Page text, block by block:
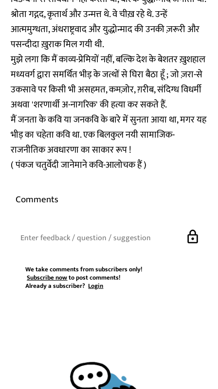
श्रोता गद्गद, कृतार्थ और उन्मत्त थे. वे चीख़ रहे थे. उन्हें
आत्ममुग्धता, अंधराष्ट्रवाद और युद्धोन्माद की उनकी ज़रूरी और
पसन्दीदा ख़ुराक मिल गयी थी.
मुझे लगा कि मैं काव्य-प्रेमियों नहीं, बल्कि देश के बेशतर ख़ुशहाल
मध्यवर्ग द्वारा समर्थित भीड़ के जत्थों से घिरा बैठा हूँ ; जो ज़रा-से
उकसावे पर किसी भी असहमत, कमज़ोर, ग़रीब, संदिग्ध विधर्मी
अथवा 'शरणार्थी अ-नागरिक' की हत्या कर सकते हैं.
मैं जनता के कवि या जनकवि के बारे में सुनता आया था, मगर यह
भीड़ का चहेता कवि था. एक बिलकुल नयी सामाजिक-
राजनीतिक अवधारणा का साकार रूप !
( पंकज चतुर्वेदी जानेमाने कवि-आलोचक हैं )
Comments
lock
We take comments from subscribers only!
Subscribe nowto post comments!
Already a subscriber?Login